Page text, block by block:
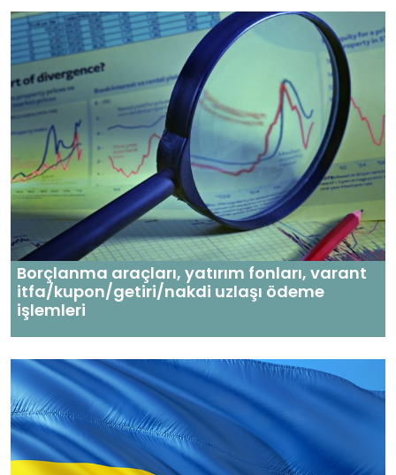
Borçlanma araçları, yatırım fonları, varant
itfa/kupon/getiri/nakdi uzlaşı ödeme
işlemleri